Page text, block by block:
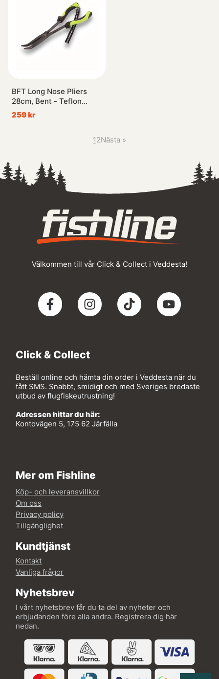
BFT Long Nose Pliers
28cm, Bent - Teflon
Coated
259 kr
12Nästa »
Välkommen till vår Click & Collect i Veddesta!
Click & Collect
Beställ online och hämta din order i Veddesta när du
fått SMS. Snabbt, smidigt och med Sveriges bredaste
utbud av flugfiskeutrustning!
Adressen hittar du här:
Kontovägen 5, 175 62 Järfälla
Mer om Fishline
Köp- och leveransvillkor
Om oss
Privacy policy
Tillgänglighet
Kundtjänst
Kontakt
Vanliga frågor
Nyhetsbrev
I vårt nyhetsbrev får du ta del av nyheter och
erbjudanden före alla andra. Registrera dig här
nedan.